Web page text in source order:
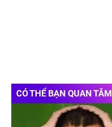
CÓ THỂ BẠN QUAN TÂM